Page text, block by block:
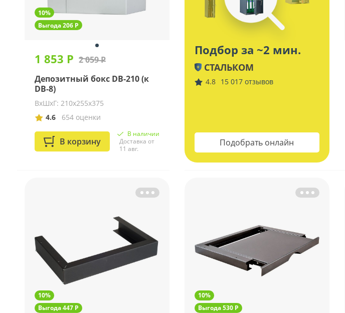
10%
Выгода 206 Р
1 853 Р 2 059 Р
Депозитный бокс DB-210 (к
DB-8)
ВхШхГ: 210х255х375
4.6
654 оценки
В корзину
В наличии
Доставка от
11 авг.
Подбор за ~2 мин.
СТАЛЬКОМ
4.8 15 017 отзывов
Подобрать онлайн
10%
Выгода 447 Р
10%
Выгода 530 Р